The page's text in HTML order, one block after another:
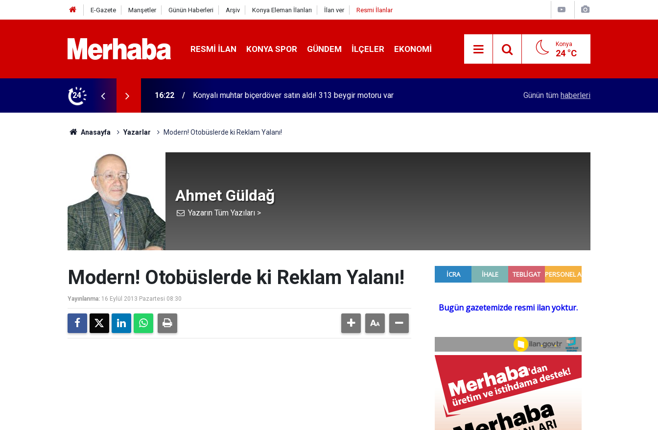
E-Gazete Manşetler Günün Haberleri Arşiv Konya Eleman İlanları İlan ver Resmi İlanlar
RESMI İLAN KONYA SPOR GÜNDEM İLÇELER EKONOMI Konya
24 °C
24 16:04 Konyasporlu Kramer'den yıllar sonra Galatasaraylı Osimhen itirafı Merkez Bankası rezervleri açıklandı
Günün tüm haberleri
Anasayfa Yazarlar Modern! Otobüslerde ki Reklam Yalanı!
Ahmet Güldağ
Yazarın Tüm Yazıları >
Modern! Otobüslerde ki Reklam Yalanı!
Yayınlanma: 16 Eylül 2013 Pazartesi 08:30